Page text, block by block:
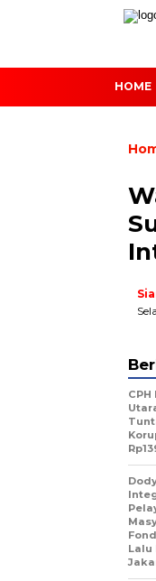
HOME
Lalu